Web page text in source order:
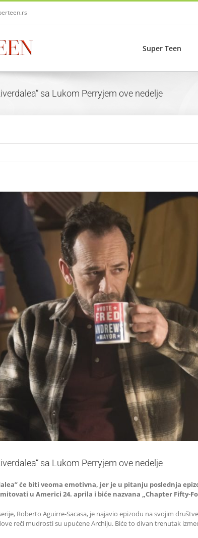
Super Teen
sa Lukom Perryjem ove nedelje
sa Lukom Perryjem ove nedelje
će biti veoma emotivna, jer je u pitanju poslednja
u Americi 24. aprila i biće nazvana „Chapter Fifty-
Roberto Aguirre-Sacasa, je najavio epizodu na svojim
reči mudrosti su upućene Archiju. Biće to divan trenutak